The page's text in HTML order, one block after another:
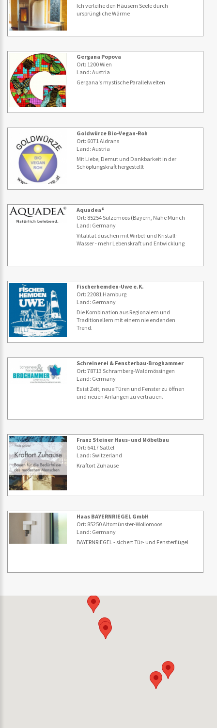
Ich verleihe den Häusern Seele durch
ursprüngliche Wärme
Gergana Popova
Ort: 1200 Wien
Land: Austria
Gergana‘s mystische Parallelwelten
Goldwürze Bio-Vegan-Roh
Ort: 6071 Aldrans
Land: Austria
Mit Liebe, Demut und Dankbarkeit in der
Schöpfungskraft hergestellt
Aquadea®
Ort: 85254 Sulzemoos (Bayern, Nähe Münch
Land: Germany
Vitalität duschen mit Wirbel-und Kristall-
Wasser - mehr Lebenskraft und Entwicklung
Fischerhemden-Uwe e.K.
Ort: 22081 Hamburg
Land: Germany
Die Kombination aus Regionalem und
Traditionellem mit einem nie endenden
Trend.
Schreinerei & Fensterbau-Broghammer
Ort: 78713 Schramberg-Waldmössingen
Land: Germany
Es ist Zeit, neue Türen und Fenster zu öffnen
und neuen Anfängen zu vertrauen.
Franz Steiner Haus- und Möbelbau
Ort: 6417 Sattel
Land: Switzerland
Kraftort Zuhause
Haas BAYERNRIEGEL GmbH
Ort: 85250 Altomünster-Wollomoos
Land: Germany
BAYERNRIEGEL - sichert Tür- und Fensterflügel